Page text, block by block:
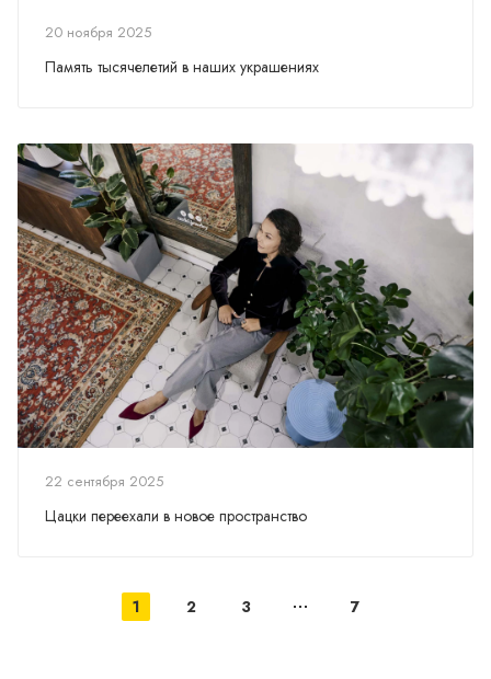
20 ноября 2025
Память тысячелетий в наших украшениях
22 сентября 2025
Цацки переехали в новое пространство
1 2 3 7